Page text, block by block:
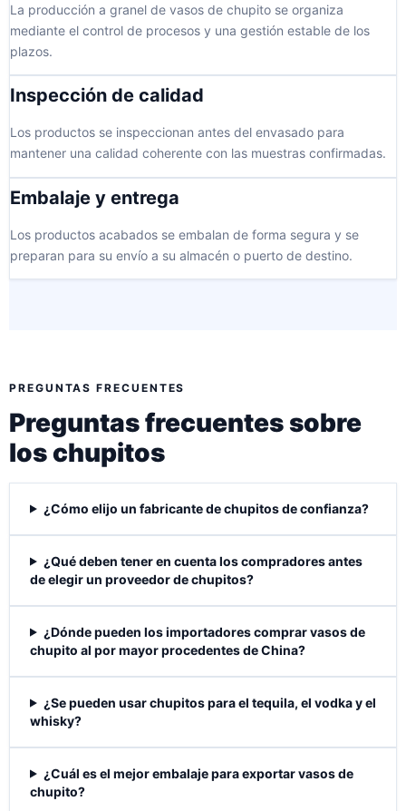
La producción a granel de vasos de chupito se organiza
mediante el control de procesos y una gestión estable de los
plazos.
Inspección de calidad
Los productos se inspeccionan antes del envasado para
mantener una calidad coherente con las muestras confirmadas.
Embalaje y entrega
Los productos acabados se embalan de forma segura y se
preparan para su envío a su almacén o puerto de destino.
PREGUNTAS FRECUENTES
Preguntas frecuentes sobre
los chupitos
¿Cómo elijo un fabricante de chupitos de confianza?
¿Qué deben tener en cuenta los compradores antes
de elegir un proveedor de chupitos?
¿Dónde pueden los importadores comprar vasos de
chupito al por mayor procedentes de China?
¿Se pueden usar chupitos para el tequila, el vodka y el
whisky?
¿Cuál es el mejor embalaje para exportar vasos de
chupito?